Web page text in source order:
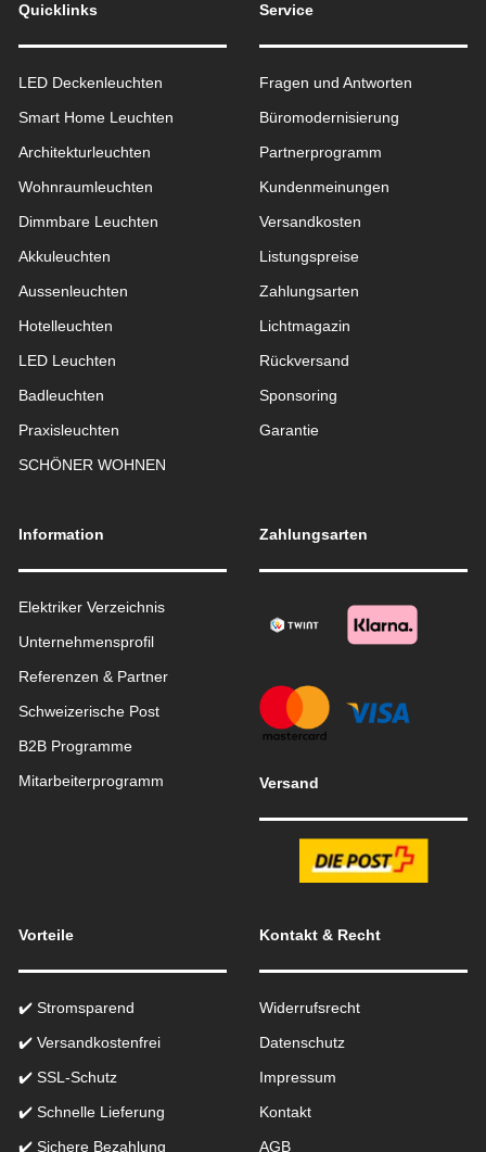
Quicklinks
LED Deckenleuchten
Smart Home Leuchten
Architekturleuchten
Wohnraum­leuchten
Dimmbare Leuchten
Akkuleuchten
Aussen­leuchten
Hotelleuchten
LED Leuchten
Badleuchten
Praxisleuchten
SCHÖNER WOHNEN
Service
Fragen und Antworten
Büromodernisierung
Partnerprogramm
Kundenmeinungen
Versandkosten
Listungspreise
Zahlungsarten
Lichtmagazin
Rückversand
Sponsoring
Garantie
Information
Elektriker Verzeichnis
Unternehmensprofil
Referenzen & Partner
Schweizerische Post
B2B Programme
Mitarbeiterprogramm
Zahlungsarten
Versand
Vorteile
✔️ Stromsparend
✔️ Versandkostenfrei
✔️ SSL-Schutz
✔️ Schnelle Lieferung
✔️ Sichere Bezahlung
Kontakt & Recht
Widerrufsrecht
Datenschutz
Impressum
Kontakt
AGB